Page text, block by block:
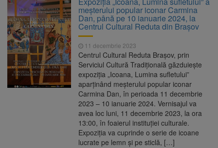
Nivelul Dunării a început să crească
8 august 2026
Asociația Română pentru
Iluminat cere reducerea luminii pe timpul
nopții, nu oprirea iluminatului public
7 august 2026
Trafic blocat pe DN1E Brașov
– Poiana Brașov după un accident. Două
persoane primesc îngrijiri medicale
8 august 2026
Se schimbă examenul de
medic specialist. Subiecte unice în toată țara,
aceeași oră și același barem
meșterului popular iconar Carmina
Dan, până pe 10 ianuarie 2024, la
Centrul Cultural Reduta din Brașov
11 decembrie 2023
Centrul Cultural Reduta Braşov, prin
Serviciul Cultură Tradițională găzduiește
expoziția „Icoana, Lumina sufletului”
aparţinând meșterului popular iconar
Carmina Dan, în perioada 11 decembrie
2023 – 10 ianuarie 2024. Vernisajul va
avea loc luni, 11 decembrie 2023, la ora
13:00, în foaierul instituţiei culturale.
Expoziția va cuprinde o serie de icoane
lucrate pe lemn și pe sticlă, […]